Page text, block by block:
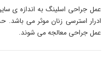
عمل جراحی اسلینگ به اندازه­ ی
عمل جراحی معالجه می­ شوند.